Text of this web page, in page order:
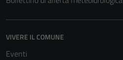
VIVERE IL COMUNE
Eventi